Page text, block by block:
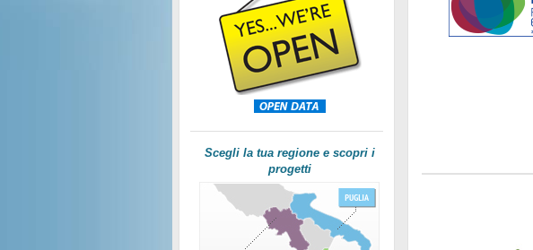
Scegli la tua regione e scopri i
progetti